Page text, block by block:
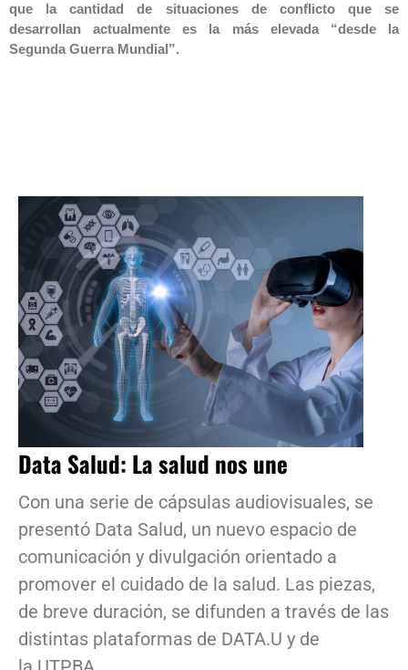
que la cantidad de situaciones de conflicto que se
desarrollan actualmente es la más elevada “desde la
Segunda Guerra Mundial”.
Data Salud: La salud nos une
Con una serie de cápsulas audiovisuales, se
presentó Data Salud, un nuevo espacio de
comunicación y divulgación orientado a
promover el cuidado de la salud. Las piezas,
de breve duración, se difunden a través de las
distintas plataformas de DATA.U y de